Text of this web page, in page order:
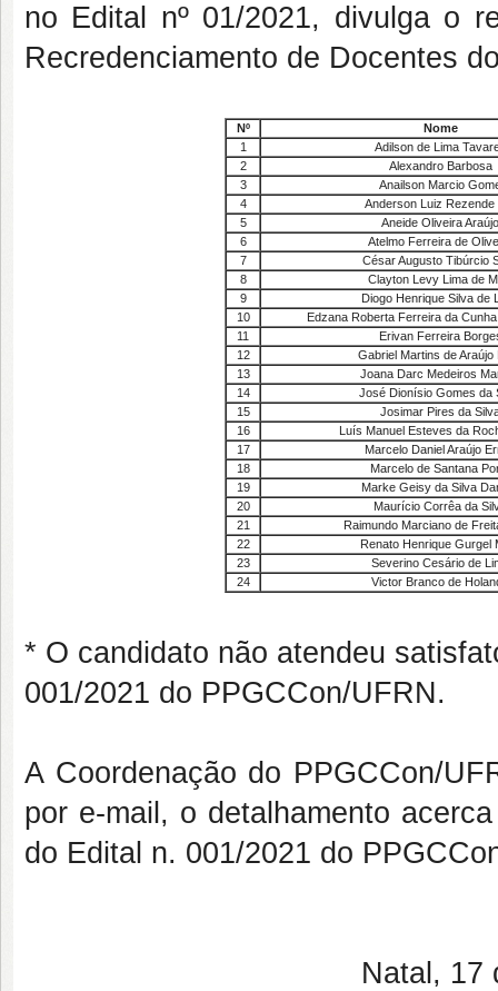
no Edital nº 01/2021, divulga o
Recredenciamento de Docentes
Nº
Nome
1
Adilson de Lima
2
Alexandro Barbosa
3
Anailson Marcio
4
Anderson Luiz Rezende
5
Aneide Oliveira Araújo
6
Atelmo Ferreira de
7
César Augusto Tibúrcio
8
Clayton Levy Lima de
9
Diogo Henrique Silva de
10
Edzana Roberta Ferreira da
11
Erivan Ferreira
12
Gabriel Martins de Araújo
13
Joana Darc Medeiros
14
José Dionísio Gomes da
15
Josimar Pires da
16
Luís Manuel Esteves da
17
Marcelo Daniel Araújo
18
Marcelo de Santana
19
Marke Geisy da Silva
20
Maurício Corrêa da
21
Raimundo Marciano de
22
Renato Henrique Gurgel
23
Severino Cesário de
24
Victor Branco de
* O candidato não atendeu
001/2021 do PPGCCon/UFRN.
A Coordenação do PPGCCon/
por e-mail, o detalhamento
do Edital n. 001/2021 do
Natal, 17